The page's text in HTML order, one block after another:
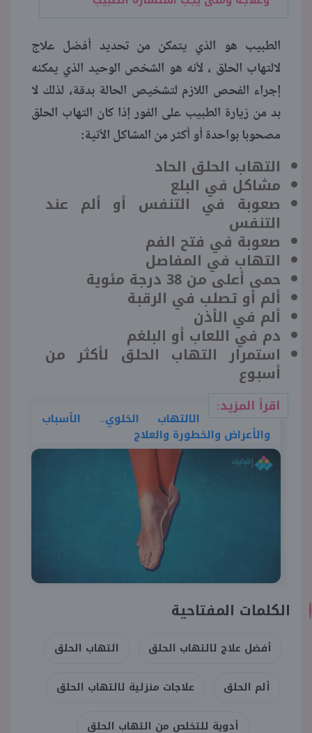
الطبيب هو الذي يتمكن من تحديد أفضل علاج
لالتهاب الحلق ، لأنه هو الشخص الوحيد الذي يمكنه
إجراء الفحص اللازم لتشخيص الحالة بدقة، لذلك لا
بد من زيارة الطبيب على الفور إذا كان التهاب الحلق
مصحوبا بواحدة أو أكثر من المشاكل الآتية:
التهاب الحلق الحاد
مشاكل في البلع
صعوبة في التنفس أو ألم عند
التنفس
صعوبة في فتح الفم
التهاب في المفاصل
حمى أعلى من 38 درجة مئوية
ألم أو تصلب في الرقبة
ألم في الأذن
دم في اللعاب أو البلغم
استمرار التهاب الحلق لأكثر من
أسبوع
اقرأ المزيد:
الالتهاب الخلوي.. الأسباب
والأعراض والخطورة والعلاج
الكلمات المفتاحية
أفضل علاج لالتهاب الحلق التهاب الحلق
ألم الحلق علاجات منزلية لالتهاب الحلق
أدوية للتخلص من التهاب الحلق